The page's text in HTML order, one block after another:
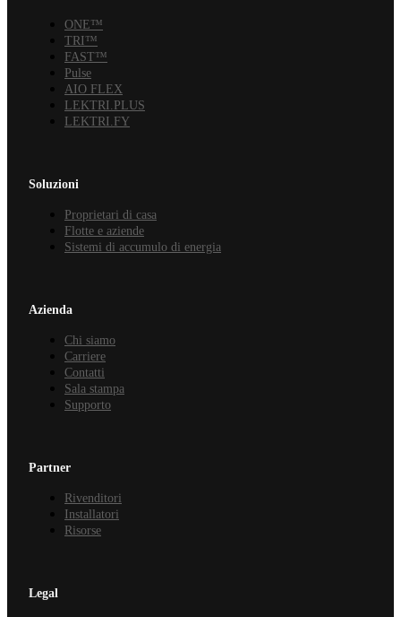
ONE™
TRI™
FAST™
Pulse
AIO FLEX
LEKTRI.PLUS
LEKTRI.FY
Soluzioni
Proprietari di casa
Flotte e aziende
Sistemi di accumulo di energia
Partner
Rivenditori
Installatori
Risorse
Azienda
Chi siamo
Carriere
Contatti
Sala stampa
Supporto
Legal